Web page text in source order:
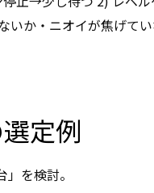
いか・ニオイが焦げて
定例
を検討。